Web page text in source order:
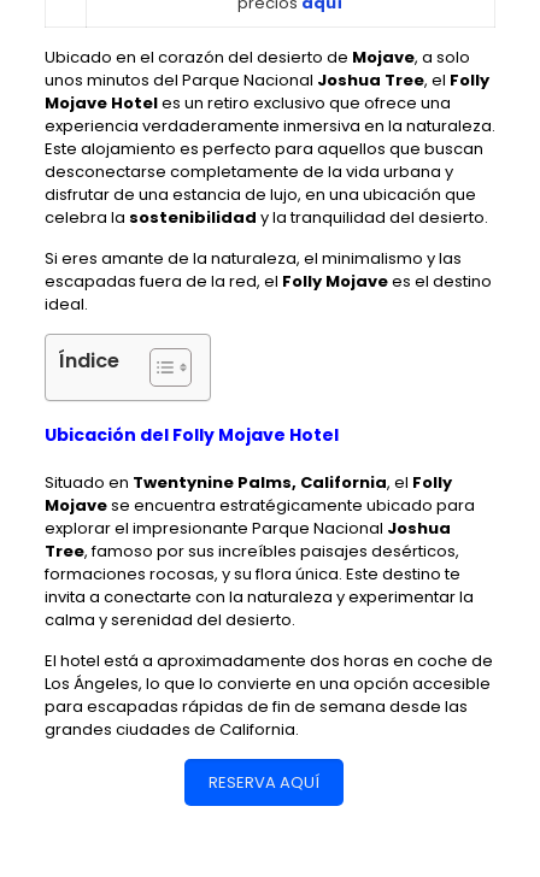
Ubicado en el corazón del desierto de Mojave, a solo
unos minutos del Parque Nacional Joshua Tree, el Folly
Mojave Hoteles un retiro exclusivo que ofrece una
experiencia verdaderamente inmersiva en la naturaleza.
Este alojamiento es perfecto para aquellos que buscan
desconectarse completamente de la vida urbana y
disfrutar de una estancia de lujo, en una ubicación que
celebra la sostenibilidad y la tranquilidad del desierto.
Si eres amante de la naturaleza, el minimalismo y las
escapadas fuera de la red, el Folly Mojavees el destino
ideal.
Índice
Ubicación del Folly Mojave Hotel
Situado en Twentynine Palms, California, el Folly
Mojavese encuentra estratégicamente ubicado para
explorar el impresionante Parque Nacional Joshua
Tree, famoso por sus increíbles paisajes desérticos,
formaciones rocosas, y su flora única. Este destino te
invita a conectarte con la naturaleza y experimentar la
calma y serenidad del desierto.
El hotel está a aproximadamente dos horas en coche de
Los Ángeles, lo que lo convierte en una opción accesible
para escapadas rápidas de fin de semana desde las
grandes ciudades de California.
RESERVA AQUÍ